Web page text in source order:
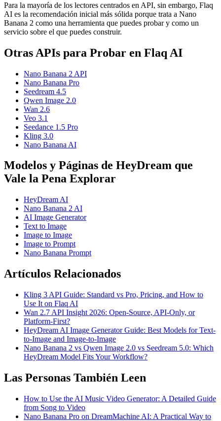
Para la mayoría de los lectores centrados en API, sin embargo, Flaq
AI es la recomendación inicial más sólida porque trata a Nano
Banana 2 como una herramienta que puedes probar y como un
servicio sobre el que puedes construir.
Otras APIs para Probar en Flaq AI
Nano Banana 2 API
Nano Banana Pro
Seedream 4.5
Qwen Image 2.0
Wan 2.6
Veo 3.1
Seedance 1.5 Pro
Kling 3.0
Nano Banana AI
Modelos y Páginas de HeyDream que
Vale la Pena Explorar
HeyDream AI
Nano Banana 2 AI
AI Image Generator
Text to Image
Image to Image
Image to Prompt
Nano Banana Prompt
Artículos Relacionados
Kling 3 API Guide: Standard vs Pro, Pricing, and How to
Use It on Flaq AI
Wan 2.7 API Insight 2026: Open-Source, API-Only, or
Platform-First?
HeyDream AI Image Generator Guide: Best Models for Text-
to-Image and Image-to-Image
Nano Banana 2 vs Qwen Image 2.0 vs Seedream 5.0: Which
HeyDream Model Fits Your Workflow?
Las Personas También Leen
How to Use the AI Music Video Generator: A Detailed Guide
from Song to Video
Nano Banana Pro on DreamMachine AI: A Practical Way to